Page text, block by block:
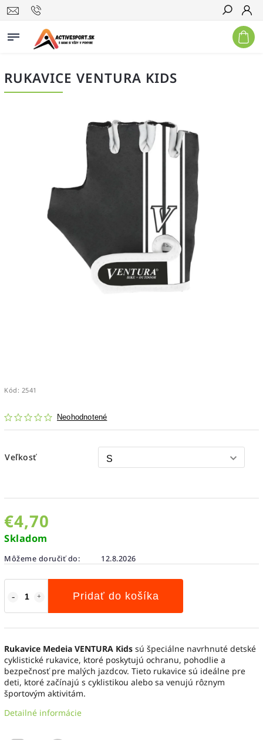
Hľadať
RUKAVICE VENTURA KIDS
Kód: 2541
Neohodnotené
Veľkosť
€4,70
Skladom
Môžeme doručiť do: 12.8.2026
Pridať do košíka
Rukavice Medeia VENTURA Kids sú špeciálne navrhnuté detské
cyklistické rukavice, ktoré poskytujú ochranu, pohodlie a
bezpečnosť pre malých jazdcov. Tieto rukavice sú ideálne pre
deti, ktoré začínajú s cyklistikou alebo sa venujú rôznym
športovým aktivitám.
Detailné informácie